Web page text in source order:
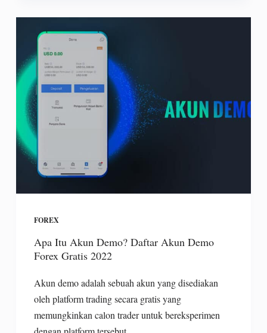
FOREX
Apa Itu Akun Demo? Daftar Akun Demo
Forex Gratis 2022
Akun demo adalah sebuah akun yang disediakan
oleh platform trading secara gratis yang
memungkinkan calon trader untuk bereksperimen